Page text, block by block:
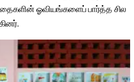
ஓவியங்களைப் பார்த்த சில